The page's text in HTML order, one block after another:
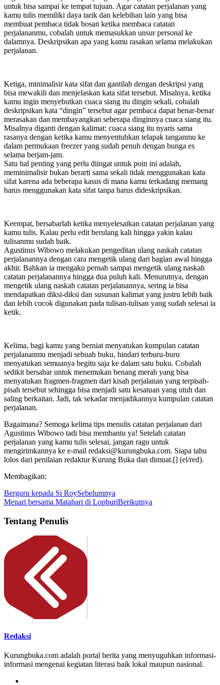
untuk bisa sampai ke tempat tujuan. Agar catatan perjalanan yang
kamu tulis memiliki daya tarik dan kelebihan lain yang bisa
membuat pembaca tidak bosan ketika membaca catatan
perjalananmu, cobalah untuk memasukkan unsur personal ke
dalamnya. Deskripsikan apa yang kamu rasakan selama melakukan
perjalanan.
Ketiga, minimalisir kata sifat dan gantilah dengan deskripsi yang
bisa mewakili dan menjelaskan kata sifat tersebut. Misalnya, ketika
kamu ingin menyebutkan cuaca siang itu dingin sekali, cobalah
deskripsikan kata “dingin” tersebut agar pembaca dapat benar-benar
merasakan dan membayangkan seberapa dinginnya cuaca siang itu.
Misalnya diganti dengan kalimat: cuaca siang itu nyaris sama
rasanya dengan ketika kamu menyentuhkan telapak tanganmu ke
dalam permukaan freezer yang sudah penuh dengan bunga es
selama berjam-jam.
Satu hal penting yang perlu diingat untuk poin ini adalah,
meminimalisir bukan berarti sama sekali tidak menggunakan kata
sifat karena ada beberapa kasus di mana kamu terkadang memang
harus menggunakan kata sifat tanpa harus dideskripsikan.
Keempat, bersabarlah ketika menyelesaikan catatan perjalanan yang
kamu tulis. Kalau perlu edit berulang kali hingga yakin kalau
tulisanmu sudah baik.
Agustinus Wibowo melakukan pengeditan ulang naskah catatan
perjalanannya dengan cara mengetik ulang dari bagian awal hingga
akhir. Bahkan ia mengaku pernah sampai mengetik ulang naskah
catatan perjalanannya hingga dua puluh kali. Menurutnya, dengan
mengetik ulang naskah catatan perjalanannya, sering ia bisa
mendapatkan diksi-diksi dan susunan kalimat yang justru lebih baik
dan lebih cocok digunakan pada tulisan-tulisan yang sudah selesai ia
ketik.
Kelima, bagi kamu yang berniat menyatukan kumpulan catatan
perjalananmu menjadi sebuah buku, hindari terburu-buru
menyatukan semuanya begitu saja ke dalam satu buku. Cobalah
sedikit bersabar untuk menemukan benang merah yang bisa
menyatukan fragmen-fragmen dari kisah perjalanan yang terpisah-
pisah tersebut sehingga bisa menjadi satu kesatuan yang utuh dan
saling berkaitan. Jadi, tak sekadar menjadikannya kumpulan catatan
perjalanan.
Bagaimana? Semoga kelima tips menulis catatan perjalanan dari
Agustinus Wibowo tadi bisa membantu ya! Setelah catatan
perjalanan yang kamu tulis selesai, jangan ragu untuk
mengirimkannya ke e-mail redaksi@kurungbuka.com. Siapa tahu
lolos dari penilaian redaktur Kurung Buka dan dimuat.[] (el/red).
Membagikan:
Berguru kepada Si RoySebelumnya
Menari bersama Matahari di LopburiBerikutnya
Tentang Penulis
Redaksi
Kurungbuka.com adalah portal berita yang menyuguhkan informasi-
informasi mengenai kegiatan literasi baik lokal maupun nasional.